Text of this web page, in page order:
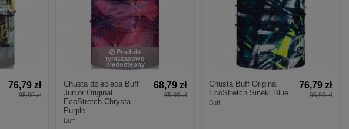
76,79 zł
95,99 zł
Produkt
tymczasowo
niedostępny
Chusta dziecięca Buff
Junior Original
EcoStretch Chrysta
Purple
Buff
68,79 zł
85,99 zł
Chusta Buff Original
EcoStretch Sineki Blue
Buff
76,79 zł
95,99 zł